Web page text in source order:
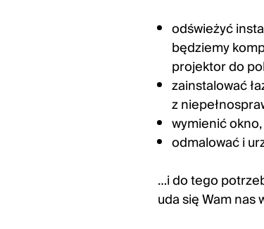
odświeżyć
będziemy
projektor do
zainstalować
z
wymienić okno,
odmalować i
…i do tego
uda się Wam nas